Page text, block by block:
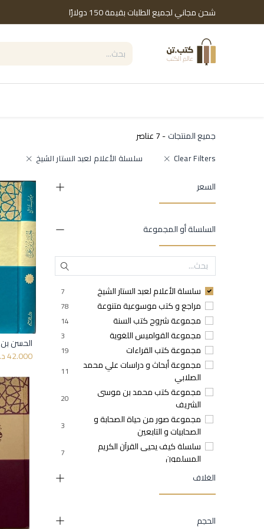
شحن مجاني لجميع الطلبات بقيمة 150 دولارًا
جميع المنتجات- 7 عناصر
Clear Filters سلسلة الأعلام لعبد الستار الشيخ
السعر
السلسلة أو المجموعة
سلسلة الأعلام لعبد الستار الشيخ 7
مراجع و كتب موسوعية متنوعة 78
مجموعة شروح كتب السنة 14
مجموعة القواميس اللغوية 3
مجموعة كتب القراءات 19
مجموعة أبحاث و دراسات علي محمد
الصلابي
11
مجموعة كتب محمد بن موسى
الشريف
20
مجموعة صور من حياة الصحابة و
الصحابيات و التابعين
3
سلسلة كيف يحيى القرآن الكريم
المسلمون
7
مجموعة أطالس شوقي أبو خليل
مجموعة مراجع أدبية 7
الغلاف
الحجم
الحسن
42.000